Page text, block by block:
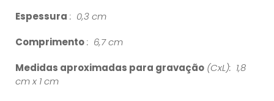
Espessura : 0,3 cm
Comprimento: 6,7 cm
Medidas aproximadas para gravação (CxL): 1,8
cm x 1 cm